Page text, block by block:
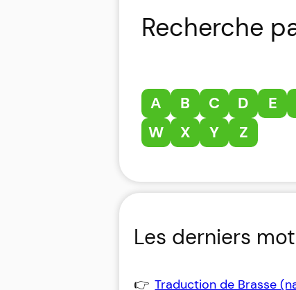
Recherche
A B C D E
W
X Y Z
Les derniers
Traduction de Brasse